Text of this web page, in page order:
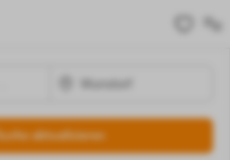
Suche aktualisieren